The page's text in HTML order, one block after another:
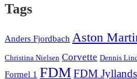
Tags
Anders Fjordbach Aston
Christina Nielsen Corvette Dennis
Formel 1 FDMFDM